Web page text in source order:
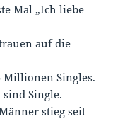
Mal „Ich liebe
auf die
Millionen Singles.
sind Single.
stieg seit